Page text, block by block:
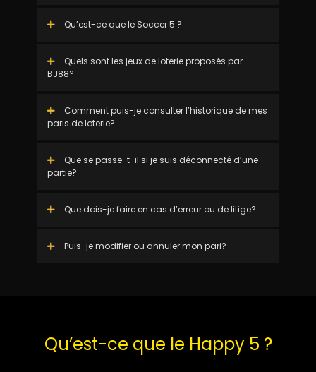
Qu’est-ce que le Soccer 5 ?
Quels sont les jeux de loterie proposés par
BJ88?
Comment puis-je consulter l’historique de mes
paris de loterie?
Que se passe-t-il si je suis déconnecté d’une
partie?
Que dois-je faire en cas d’erreur ou de litige?
Puis-je modifier ou annuler mon pari?
Qu’est-ce que le Happy 5 ?